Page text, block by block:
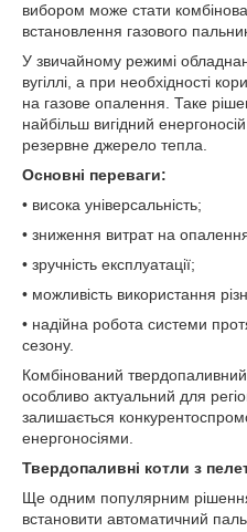
вибором може стати
встановлення газового
У звичайному режимі
вугіллі, а при необхідності
на газове опалення. Таке
найбільш вигідний
резервне джерело тепла.
Основні переваги:
• висока універсальність;
• зниження витрат на
• зручність експлуатації;
• можливість використання
• надійна робота системи
сезону.
Комбінований
особливо актуальний для
залишається
енергоносіями.
Твердопаливні котли з
Ще одним популярним
встановити автоматичний